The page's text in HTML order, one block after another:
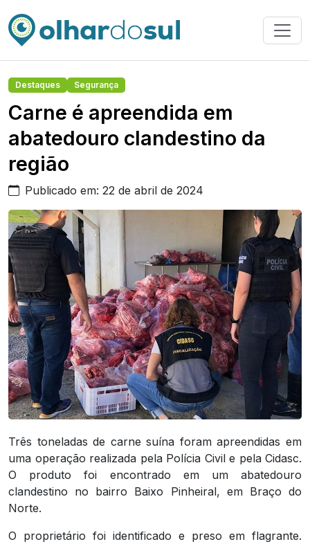
Destaques Segurança
Carne é apreendida em
abatedouro clandestino da
região
Publicado em: 22 de abril de 2024
Três toneladas de carne suína foram apreendidas em
uma operação realizada pela Polícia Civil e pela Cidasc.
O produto foi encontrado em um abatedouro
clandestino no bairro Baixo Pinheiral, em Braço do
Norte.
O proprietário foi identificado e preso em flagrante.